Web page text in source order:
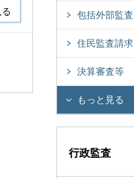
包括外部監査
住民監査請求
決算審査等
もっと見る
行政監査